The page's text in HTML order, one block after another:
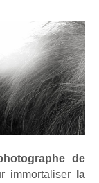
de
immortaliser
la